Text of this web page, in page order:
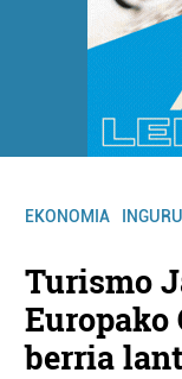
EKONOMIA
Turismo
Europako
berria